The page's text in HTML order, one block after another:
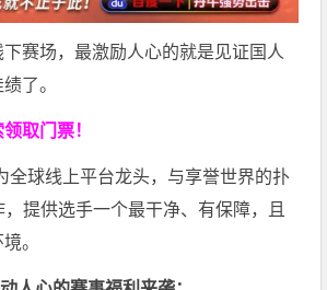
赛场，最激励人心的就是见证国人
了。
取门票！
全球线上平台龙头，与享誉世界的扑
，提供选手一个最干净、有保障，且
。